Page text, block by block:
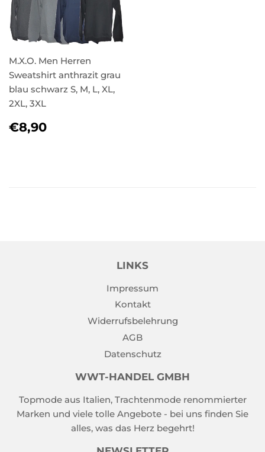
M.X.O. Men Herren
Sweatshirt anthrazit grau
blau schwarz S, M, L, XL,
2XL, 3XL
NORMALER
PREIS
€8,90
LINKS
Impressum
Kontakt
Widerrufsbelehrung
AGB
Datenschutz
WWT-HANDEL GMBH
Topmode aus Italien, Trachtenmode renommierter
Marken und viele tolle Angebote - bei uns finden Sie
alles, was das Herz begehrt!